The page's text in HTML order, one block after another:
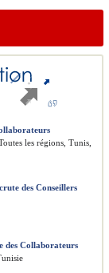
les régions, Tunis,
des Conseillers
des Collaborateurs